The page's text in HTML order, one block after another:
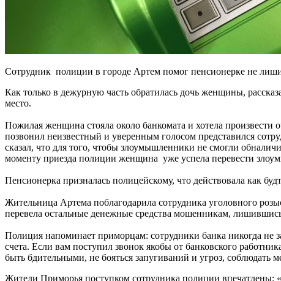
Сотрудник полиции в городе Артем помог пенсионерке не
Как только в дежурную часть обратилась дочь женщины,
место.
Пожилая женщина стояла около банкомата и хотела
позвонил неизвестный и уверенным голосом представился
сказал, что для того, чтобы злоумышленники не смогли
моменту приезда полиции женщина уже успела перевести
Пенсионерка призналась полицейскому, что действовала как
Жительница Артема поблагодарила сотрудника уголовного
перевела остальные денежные средства мошенникам,
Полиция напоминает приморцам: сотрудники банка никогда не
счета. Если вам поступил звонок якобы от банковского
быть бдительными, не бояться запугиваний и угроз, соблюдать
Жители Приморья поступком сотрудника полиции впечатлены: